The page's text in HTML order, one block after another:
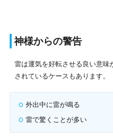
神様からの警告
雷は運気を好転させる良い意味
されているケースもあります。
外出中に雷が鳴る
雷で驚くことが多い